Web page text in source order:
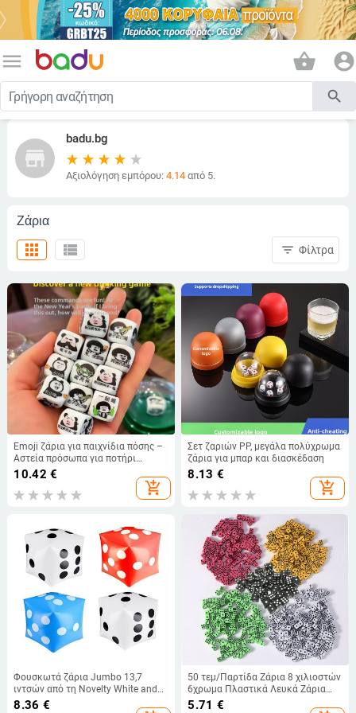
menu shopping_basket account_circle
search
store
badu.bg
Αξιολόγηση εμπόρου: 4.14από 5.
Ζάρια
view_list
apps filter_list Φίλτρα
Emoji ζάρια για παιχνίδια πόσης –
Αστεία πρόσωπα για ποτήρι
κρασιού
10.42 €
add_shopping_cart
Σετ ζαριών PP, μεγάλα πολύχρωμα
ζάρια για μπαρ και διασκέδαση
8.13 €
add_shopping_cart
Φουσκωτά ζάρια Jumbo 13,7
ιντσών από τη Novelty White and
Black Giant Dice για πλατύ παιχνίδι
8.36 €
50 τεμ/Παρτίδα Ζάρια 8 χιλιοστών
6χρωμα Πλαστικά Λευκά Ζάρια
Παιχνιδιού Standard Six Sided
5.71 €